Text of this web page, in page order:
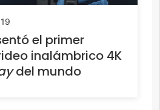
el primer
inalámbrico 4K
del mundo